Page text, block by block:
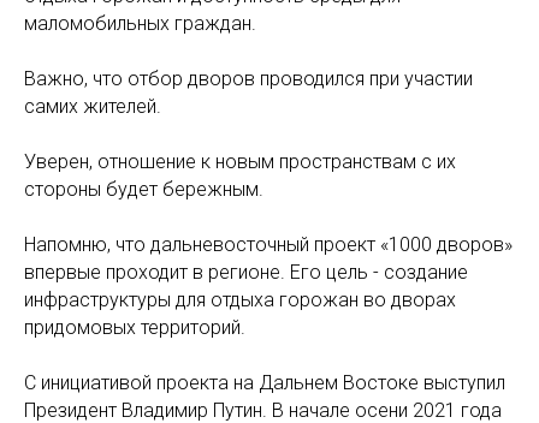
маломобильных граждан.
Важно, что отбор дворов проводился при участии
самих жителей.
Уверен, отношение к новым пространствам с их
стороны будет бережным.
Напомню, что дальневосточный проект «1000 дворов»
впервые проходит в регионе. Его цель - создание
инфраструктуры для отдыха горожан во дворах
придомовых территорий.
С инициативой проекта на Дальнем Востоке выступил
Президент Владимир Путин. В начале осени 2021 года